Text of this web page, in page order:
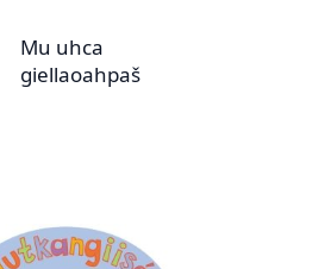
Mu uhca
giellaoahpaš